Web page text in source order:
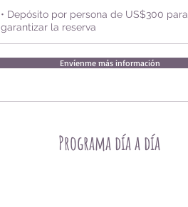
• Depósito por persona de US$300 para
garantizar la reserva
Envíenme más información
Programa día a día